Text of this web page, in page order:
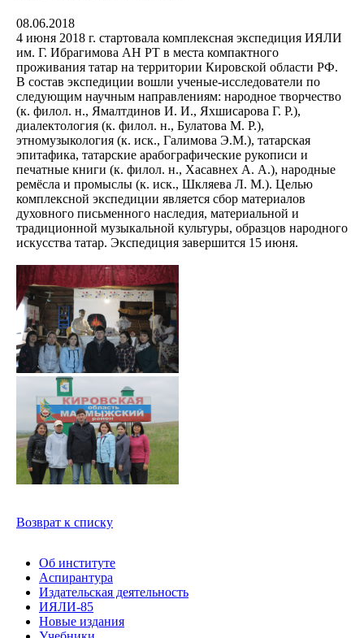
08.06.2018
4 июня 2018 г. стартовала комплексная экспедиция ИЯЛИ
им. Г. Ибрагимова АН РТ в места компактного
проживания татар на территории Кировской области РФ.
В состав экспедиции вошли ученые-исследователи по
следующим научным направлениям: народное творчество
(к. филол. н., Ямалтдинов И. И., Яхшисарова Г. Р.),
диалектология (к. филол. н., Булатова М. Р.),
этномузыкология (к. иск., Галимова Э.М.), татарская
эпитафика, татарские арабографические рукописи и
печатные книги (к. филол. н., Хасавнех А. А.), народные
ремёсла и промыслы (к. иск., Шкляева Л. М.). Целью
комплексной экспедиции является сбор материалов
духовного письменного наследия, материальной и
традиционной музыкальной культуры, образцов народного
искусства татар. Экспедиция завершится 15 июня.
Возврат к списку
Об институте
Аспирантура
Издательская деятельность
ИЯЛИ-85
Новые издания